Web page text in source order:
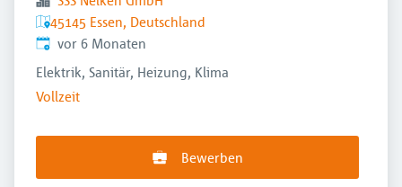
45145 Essen, Deutschland
Veröffentlicht:
vor 6 Monaten
Elektrik, Sanitär, Heizung, Klima
Vollzeit
Bewerben